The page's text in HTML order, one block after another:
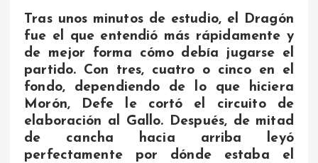
Tras unos minutos de estudio, el Dragón
fue el que entendió más rápidamente y
de mejor forma cómo debía jugarse el
partido. Con tres, cuatro o cinco en el
fondo, dependiendo de lo que hiciera
Morón, Defe le cortó el circuito de
elaboración al Gallo. Después, de mitad
de cancha hacia arriba leyó
perfectamente por dónde estaba el